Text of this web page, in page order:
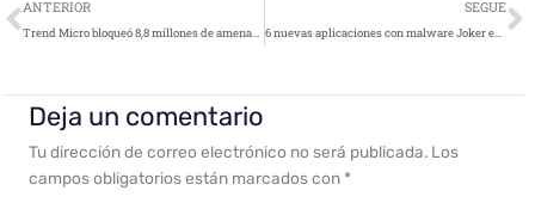
ANTERIOR
Trend Micro bloqueó 8,8 millones de amenazas de COVID-19 en la primera mitad de 2020
SEGUE
6 nuevas aplicaciones con malware Joker en Google Play
Deja un comentario
Tu dirección de correo electrónico no será publicada. Los
campos obligatorios están marcados con *